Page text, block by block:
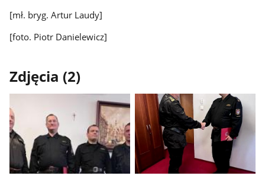
[mł. bryg. Artur Laudy]
[foto. Piotr Danielewicz]
Zdjęcia (2)